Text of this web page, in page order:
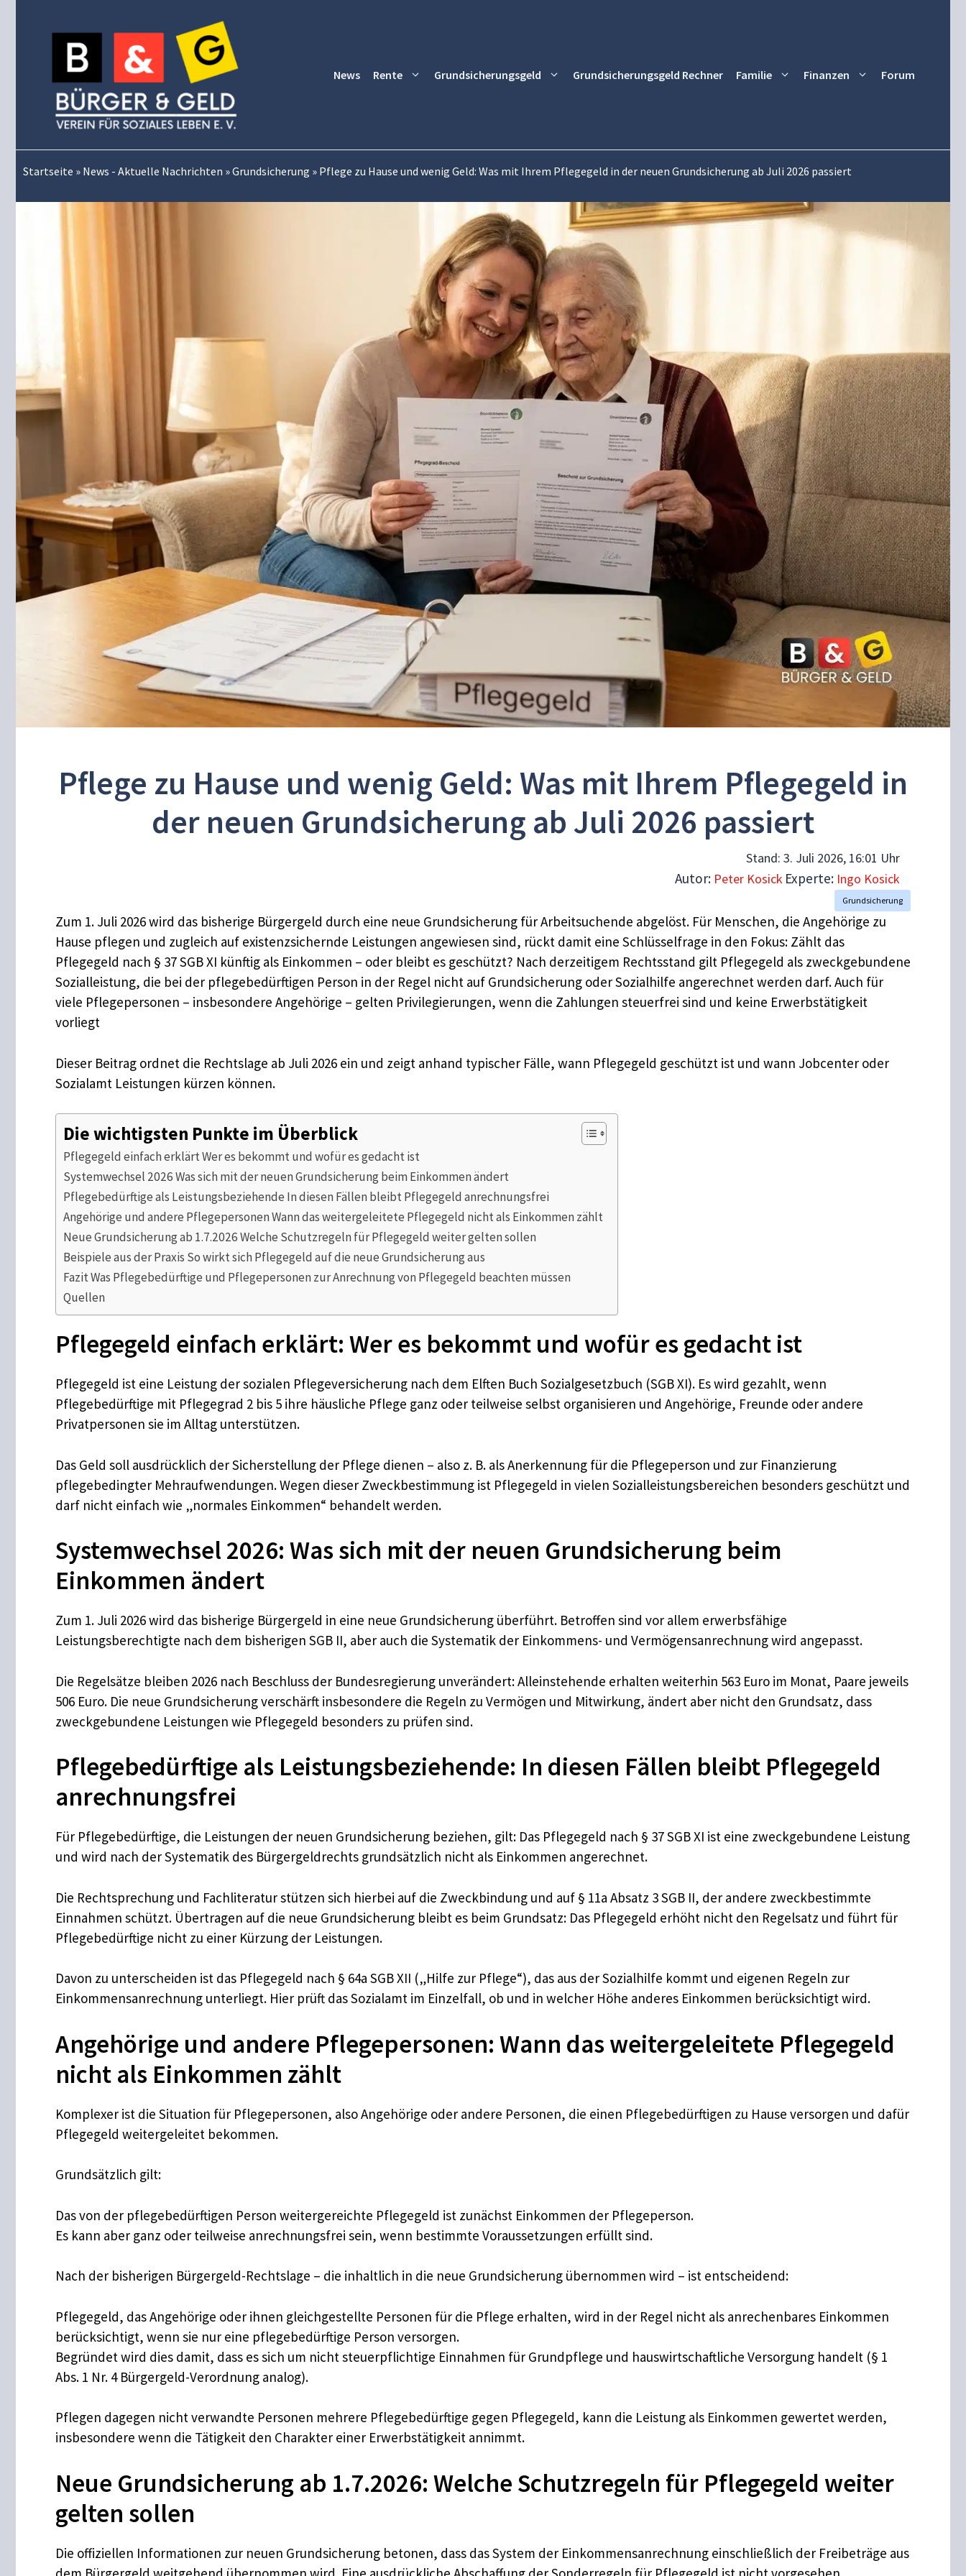
News Rente Grundsicherungsgeld Grundsicherungsgeld Rechner Familie Finanzen Forum
Startseite » News - Aktuelle Nachrichten »Grundsicherung » Pflege zu Hause und wenig Geld: Was mit Ihrem Pflegegeld in der neuen Grundsicherung ab Juli 2026 passiert
Pflege zu Hause und wenig Geld: Was mit Ihrem Pflegegeld in
der neuen Grundsicherung ab Juli 2026 passiert
Stand: 3. Juli 2026, 16:01 Uhr
Autor: Peter Kosick Experte: Ingo Kosick
Grundsicherung
Zum 1. Juli 2026 wird das bisherige Bürgergeld durch eine neue Grundsicherung für Arbeitsuchende abgelöst. Für Menschen, die Angehörige zu
Hause pflegen und zugleich auf existenzsichernde Leistungen angewiesen sind, rückt damit eine Schlüsselfrage in den Fokus: Zählt das
Pflegegeld nach § 37 SGB XI künftig als Einkommen – oder bleibt es geschützt? Nach derzeitigem Rechtsstand gilt Pflegegeld als zweckgebundene
Sozialleistung, die bei der pflegebedürftigen Person in der Regel nicht auf Grundsicherung oder Sozialhilfe angerechnet werden darf. Auch für
viele Pflegepersonen – insbesondere Angehörige – gelten Privilegierungen, wenn die Zahlungen steuerfrei sind und keine Erwerbstätigkeit
vorliegt
Dieser Beitrag ordnet die Rechtslage ab Juli 2026 ein und zeigt anhand typischer Fälle, wann Pflegegeld geschützt ist und wann Jobcenter oder
Sozialamt Leistungen kürzen können.
Die wichtigsten Punkte im Überblick
Pflegegeld einfach erklärt Wer es bekommt und wofür es gedacht ist
Systemwechsel 2026 Was sich mit der neuen Grundsicherung beim Einkommen ändert
Pflegebedürftige als Leistungsbeziehende In diesen Fällen bleibt Pflegegeld anrechnungsfrei
Angehörige und andere Pflegepersonen Wann das weitergeleitete Pflegegeld nicht als Einkommen zählt
Neue Grundsicherung ab 1.7.2026 Welche Schutzregeln für Pflegegeld weiter gelten sollen
Beispiele aus der Praxis So wirkt sich Pflegegeld auf die neue Grundsicherung aus
Fazit Was Pflegebedürftige und Pflegepersonen zur Anrechnung von Pflegegeld beachten müssen
Quellen
Pflegegeld einfach erklärt: Wer es bekommt und wofür es gedacht ist
Pflegegeld ist eine Leistung der sozialen Pflegeversicherung nach dem Elften Buch Sozialgesetzbuch (SGB XI). Es wird gezahlt, wenn
Pflegebedürftige mit Pflegegrad 2 bis 5 ihre häusliche Pflege ganz oder teilweise selbst organisieren und Angehörige, Freunde oder andere
Privatpersonen sie im Alltag unterstützen.
Das Geld soll ausdrücklich der Sicherstellung der Pflege dienen – also z. B. als Anerkennung für die Pflegeperson und zur Finanzierung
pflegebedingter Mehraufwendungen. Wegen dieser Zweckbestimmung ist Pflegegeld in vielen Sozialleistungsbereichen besonders geschützt und
darf nicht einfach wie „normales Einkommen“ behandelt werden.
Systemwechsel 2026: Was sich mit der neuen Grundsicherung beim
Einkommen ändert
Zum 1. Juli 2026 wird das bisherige Bürgergeld in eine neue Grundsicherung überführt. Betroffen sind vor allem erwerbsfähige
Leistungsberechtigte nach dem bisherigen SGB II, aber auch die Systematik der Einkommens- und Vermögensanrechnung wird angepasst.
Die Regelsätze bleiben 2026 nach Beschluss der Bundesregierung unverändert: Alleinstehende erhalten weiterhin 563 Euro im Monat, Paare jeweils
506 Euro. Die neue Grundsicherung verschärft insbesondere die Regeln zu Vermögen und Mitwirkung, ändert aber nicht den Grundsatz, dass
zweckgebundene Leistungen wie Pflegegeld besonders zu prüfen sind.
Pflegebedürftige als Leistungsbeziehende: In diesen Fällen bleibt Pflegegeld
anrechnungsfrei
Für Pflegebedürftige, die Leistungen der neuen Grundsicherung beziehen, gilt: Das Pflegegeld nach § 37 SGB XI ist eine zweckgebundene Leistung
und wird nach der Systematik des Bürgergeldrechts grundsätzlich nicht als Einkommen angerechnet.
Die Rechtsprechung und Fachliteratur stützen sich hierbei auf die Zweckbindung und auf § 11a Absatz 3 SGB II, der andere zweckbestimmte
Einnahmen schützt. Übertragen auf die neue Grundsicherung bleibt es beim Grundsatz: Das Pflegegeld erhöht nicht den Regelsatz und führt für
Pflegebedürftige nicht zu einer Kürzung der Leistungen.
Davon zu unterscheiden ist das Pflegegeld nach § 64a SGB XII („Hilfe zur Pflege“), das aus der Sozialhilfe kommt und eigenen Regeln zur
Einkommensanrechnung unterliegt. Hier prüft das Sozialamt im Einzelfall, ob und in welcher Höhe anderes Einkommen berücksichtigt wird.
Angehörige und andere Pflegepersonen: Wann das weitergeleitete Pflegegeld
nicht als Einkommen zählt
Komplexer ist die Situation für Pflegepersonen, also Angehörige oder andere Personen, die einen Pflegebedürftigen zu Hause versorgen und dafür
Pflegegeld weitergeleitet bekommen.
Grundsätzlich gilt:
Das von der pflegebedürftigen Person weitergereichte Pflegegeld ist zunächst Einkommen der Pflegeperson.
Es kann aber ganz oder teilweise anrechnungsfrei sein, wenn bestimmte Voraussetzungen erfüllt sind.
Nach der bisherigen Bürgergeld-Rechtslage – die inhaltlich in die neue Grundsicherung übernommen wird – ist entscheidend:
Pflegegeld, das Angehörige oder ihnen gleichgestellte Personen für die Pflege erhalten, wird in der Regel nicht als anrechenbares Einkommen
berücksichtigt, wenn sie nur eine pflegebedürftige Person versorgen.
Begründet wird dies damit, dass es sich um nicht steuerpflichtige Einnahmen für Grundpflege und hauswirtschaftliche Versorgung handelt (§ 1
Abs. 1 Nr. 4 Bürgergeld-Verordnung analog).
Pflegen dagegen nicht verwandte Personen mehrere Pflegebedürftige gegen Pflegegeld, kann die Leistung als Einkommen gewertet werden,
insbesondere wenn die Tätigkeit den Charakter einer Erwerbstätigkeit annimmt.
Neue Grundsicherung ab 1.7.2026: Welche Schutzregeln für Pflegegeld weiter
gelten sollen
Die offiziellen Informationen zur neuen Grundsicherung betonen, dass das System der Einkommensanrechnung einschließlich der Freibeträge aus